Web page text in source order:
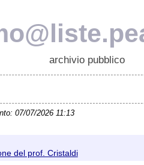
archivio pubblico
07/07/2026 11:13
del prof. Cristaldi